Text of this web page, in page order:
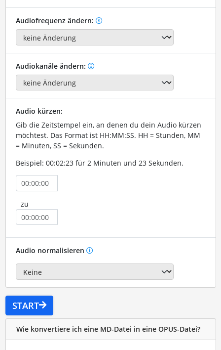
Audiofrequenz ändern:
Audiokanäle ändern:
Audio kürzen:
Gib die Zeitstempel ein, an denen du dein Audio kürzen
möchtest. Das Format ist HH:MM:SS. HH = Stunden, MM
= Minuten, SS = Sekunden.
Beispiel: 00:02:23 für 2 Minuten und 23 Sekunden.
zu
Audio normalisieren
START
Wie konvertiere ich eine MD-Datei in eine OPUS-Datei?